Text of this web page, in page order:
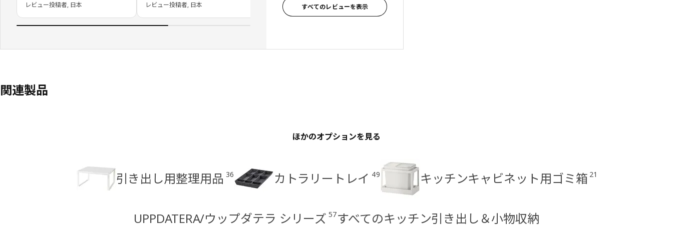
レビュー投稿者, 日本 レビュー投稿者, 日本 レビュー投稿者, 日本すべてのレビューを表示
関連製品
ほかのオプションを見る
引き出し用整理用品 36 カトラリートレイ 49 キッチンキャビネット用ゴミ箱 21
UPPDATERA/ウップダテラ シリーズ 57すべてのキッチン引き出し＆小物収納